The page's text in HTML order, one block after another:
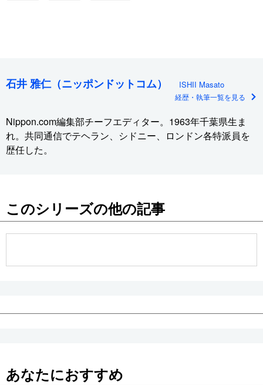
石井 雅仁（ニッポンドットコム） ISHII Masato
経歴・執筆一覧を見る
Nippon.com編集部チーフエディター。1963年千葉県生ま
れ。共同通信でテヘラン、シドニー、ロンドン各特派員を
歴任した。
このシリーズの他の記事
あなたにおすすめ